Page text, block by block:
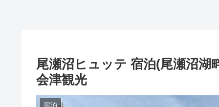
尾瀬沼ヒュッテ 宿泊(尾瀬沼湖
会津観光
宿泊